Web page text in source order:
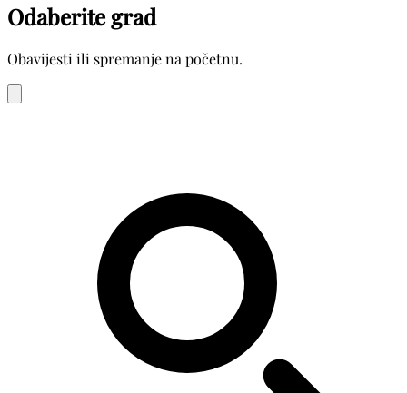
Odaberite grad
Obavijesti ili spremanje na početnu.